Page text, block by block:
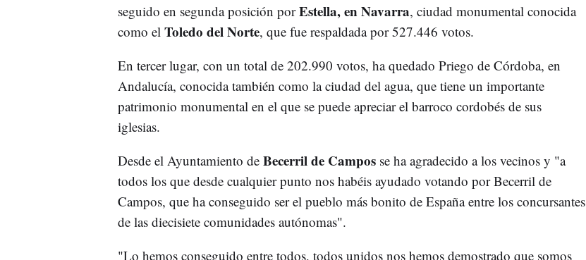
seguido en segunda posición porEstella, en Navarra, ciudad monumental conocida
como el Toledo del Norte, que fue respaldada por 527.446 votos.
En tercer lugar, con un total de 202.990 votos, ha quedado Priego de Córdoba, en
Andalucía, conocida también como la ciudad del agua, que tiene un importante
patrimonio monumental en el que se puede apreciar el barroco cordobés de sus
iglesias.
Desde el Ayuntamiento de Becerril de Campos se ha agradecido a los vecinos y "a
todos los que desde cualquier punto nos habéis ayudado votando por Becerril de
Campos, que ha conseguido ser el pueblo más bonito de España entre los concursantes
de las diecisiete comunidades autónomas".
"Lo hemos conseguido entre todos, todos unidos nos hemos demostrado que somos